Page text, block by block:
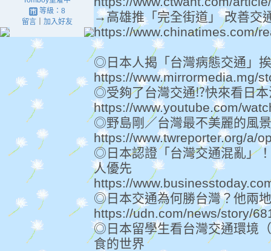
等級：8
留言｜ 加入好友
→高雄推「完全街道」 改善交
https://www.chinatimes.com/
◎日本人揭「台灣病態交通」
https://www.mirrormedia.mg/
◎受夠了台灣交通⁉️快來看日本
https://www.youtube.com/
◎野島剛／台灣最不美麗的風
https://www.twreporter.org/a/
◎日本認證「台灣交通混亂」
人優先
https://
◎日本交通為何勝台灣？他兩
https://udn.com/news/story/
◎日本留學生看台灣交通環境
食的世界